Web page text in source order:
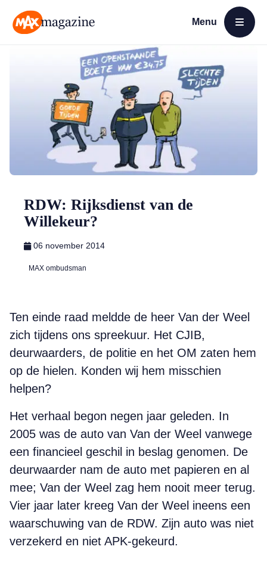
Menu
Open menu
RDW: Rijksdienst van de
Willekeur?
06 november 2014
MAX ombudsman
Ten einde raad meldde de heer Van der Weel
zich tijdens ons spreekuur. Het CJIB,
deurwaarders, de politie en het OM zaten hem
op de hielen. Konden wij hem misschien
helpen?
Het verhaal begon negen jaar geleden. In
2005 was de auto van Van der Weel vanwege
een financieel geschil in beslag genomen. De
deurwaarder nam de auto met papieren en al
mee; Van der Weel zag hem nooit meer terug.
Vier jaar later kreeg Van der Weel ineens een
waarschuwing van de RDW. Zijn auto was niet
verzekerd en niet APK-gekeurd.